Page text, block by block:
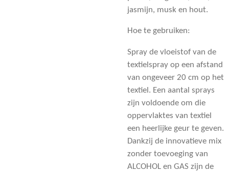
jasmijn, musk en hout.
Hoe te gebruiken:
Spray de vloeistof van de
textielspray op een afstand
van ongeveer 20 cm op het
textiel. Een aantal sprays
zijn voldoende om die
oppervlaktes van textiel
een heerlijke geur te geven.
Dankzij de innovatieve mix
zonder toevoeging van
ALCOHOL en GAS zijn de